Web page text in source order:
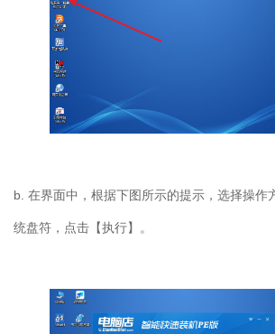
b. 在界面中，根据下图所示的提示，选择操作
统盘符，点击【执行】。